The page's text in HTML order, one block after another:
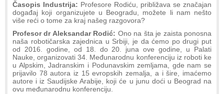
Časopis Industrija: Profesore Rodiću, približava se značajan
događaj koji organizujete u Beogradu, možete li nam nešto
više reći o tome za kraj našeg razgovora?
Profesor dr Aleksandar Rodić: Ono na šta je zaista ponosna
naša robotičarska zajednica u Srbiji, je da ćemo po drugi put
od 2016. godine, od 18. do 20. juna ove godine, u Palati
Nauke, organizovati 34. Međunarodnu konferenciju iz roboti ke
u Alpskim, Jadranskim i Podunavskim zemljama, gde nam se
prijavilo 78 autora iz 15 evropskih zemalja, a i šire, imaćemo
autore i iz Saudijske Arabije, koji će u junu doći u Beograd na
ovu međunarodnu konferenciju.